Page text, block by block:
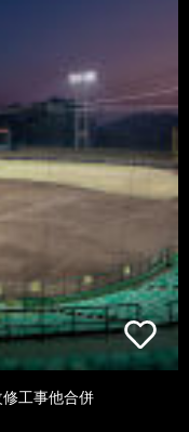
工事他合併